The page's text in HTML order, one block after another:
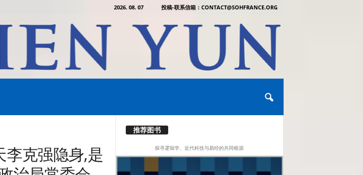
2026. 08. 07 投稿-联系信箱：CONTACT@SOHFRANCE.ORG
李克强隐身,是
推荐图书
探寻逻辑学、近代科技与易经的共同根源